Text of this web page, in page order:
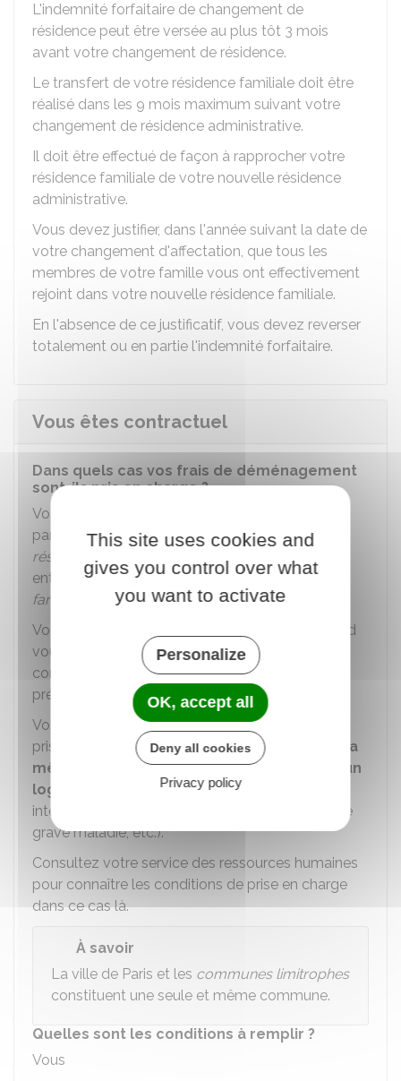
L'indemnité forfaitaire de changement de
résidence peut être versée au plus tôt 3 mois
avant votre changement de résidence.
Le transfert de votre résidence familiale doit être
réalisé dans les 9 mois maximum suivant votre
changement de résidence administrative.
Il doit être effectué de façon à rapprocher votre
résidence familiale de votre nouvelle résidence
administrative.
Vous devez justifier, dans l'année suivant la date de
votre changement d'affectation, que tous les
membres de votre famille vous ont effectivement
rejoint dans votre nouvelle résidence familiale.
En l'absence de ce justificatif, vous devez reverser
totalement ou en partie l'indemnité forfaitaire.
Vous êtes contractuel
Dans quels cas vos frais de déménagement
sont-ils pris en charge ?
Vos frais de déménagement sont pris en charge
par l'administration quand vous changez de
résidence administrative
et que ce changement
entraîne un changement de votre résidence
familiale
Vous changez de résidence administrative quand
vous êtes affecté sur un emploi situé dans une
commune différente de celle où vous étiez
précédemment affecté.
Vos frais de déménagement peuvent aussi être
pris en charge quandvous déménagez dans la
même commune pour occuper ou libérer un
logement de fonctionsi ce déménagement
intervient pour certains motifs (retraite, congé de
grave maladie, etc.).
Consultez votre service des ressources humaines
pour connaître les conditions de prise en charge
dans ce cas là.
À savoir
La ville de Paris et les communes limitrophes
constituent une seule et même commune.
Quelles sont les conditions à remplir ?
Vous
This site uses cookies and
gives you control over what
you want to activate
Personalize
OK, accept all
Deny all cookies
Privacy policy